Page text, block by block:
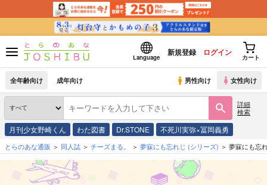
Language
新規登録 ログイン
カート
全年齢向け 成年向け 男性向け 女性向け
詳細
検索
月刊少女野崎くん わた図書 Dr.STONE 不死川実弥×冨岡義勇
とらのあな通販 同人誌 チーズまる。 夢寐にも忘れじ (シリーズ) 夢寐にも忘